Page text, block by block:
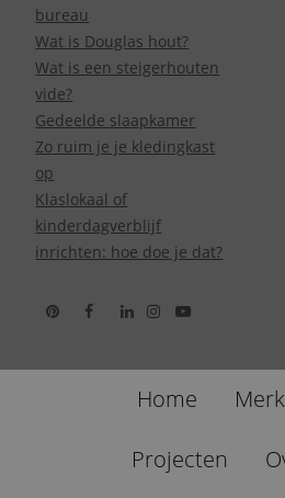
bureau
Wat is Douglas hout?
Wat is een steigerhouten
vide?
Gedeelde slaapkamer
Zo ruim je je kledingkast
op
Klaslokaal of
kinderdagverblijf
inrichten: hoe doe je dat?
Home Merk
Projecten